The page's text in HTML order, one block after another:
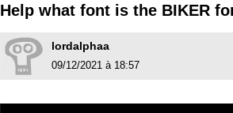
Help what font is the BIKER
lordalphaa
09/12/2021 à 18:57